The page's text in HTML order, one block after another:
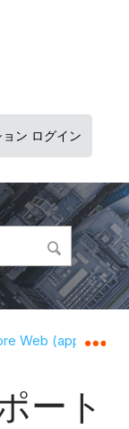
ン ログイン
りたたむ
Web
ート